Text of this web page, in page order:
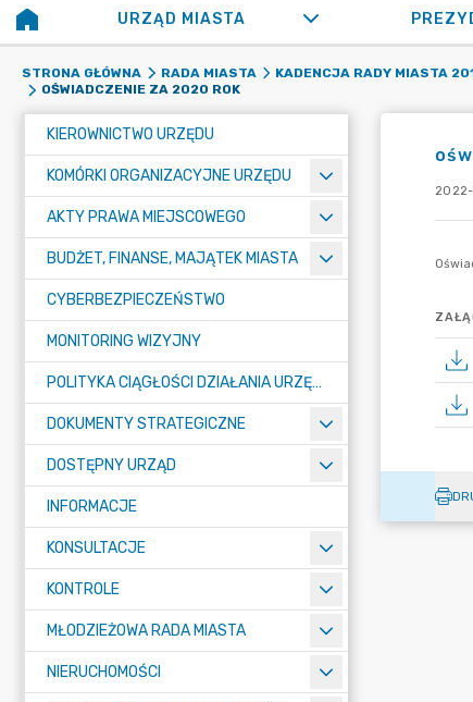
URZĄD MIASTA
STRONA GŁÓWNA RADA MIASTA KADENCJA RADY MIASTA
OŚWIADCZENIE ZA 2020 ROK
KIEROWNICTWO URZĘDU
KOMÓRKI ORGANIZACYJNE URZĘDU
AKTY PRAWA MIEJSCOWEGO
BUDŻET, FINANSE, MAJĄTEK MIASTA
CYBERBEZPIECZEŃSTWO
MONITORING WIZYJNY
POLITYKA CIĄGŁOŚCI DZIAŁANIA URZĘDU MIASTA ŻORY
DOKUMENTY STRATEGICZNE
DOSTĘPNY URZĄD
INFORMACJE
KONSULTACJE
KONTROLE
MŁODZIEŻOWA RADA MIASTA
NIERUCHOMOŚCI
2022-